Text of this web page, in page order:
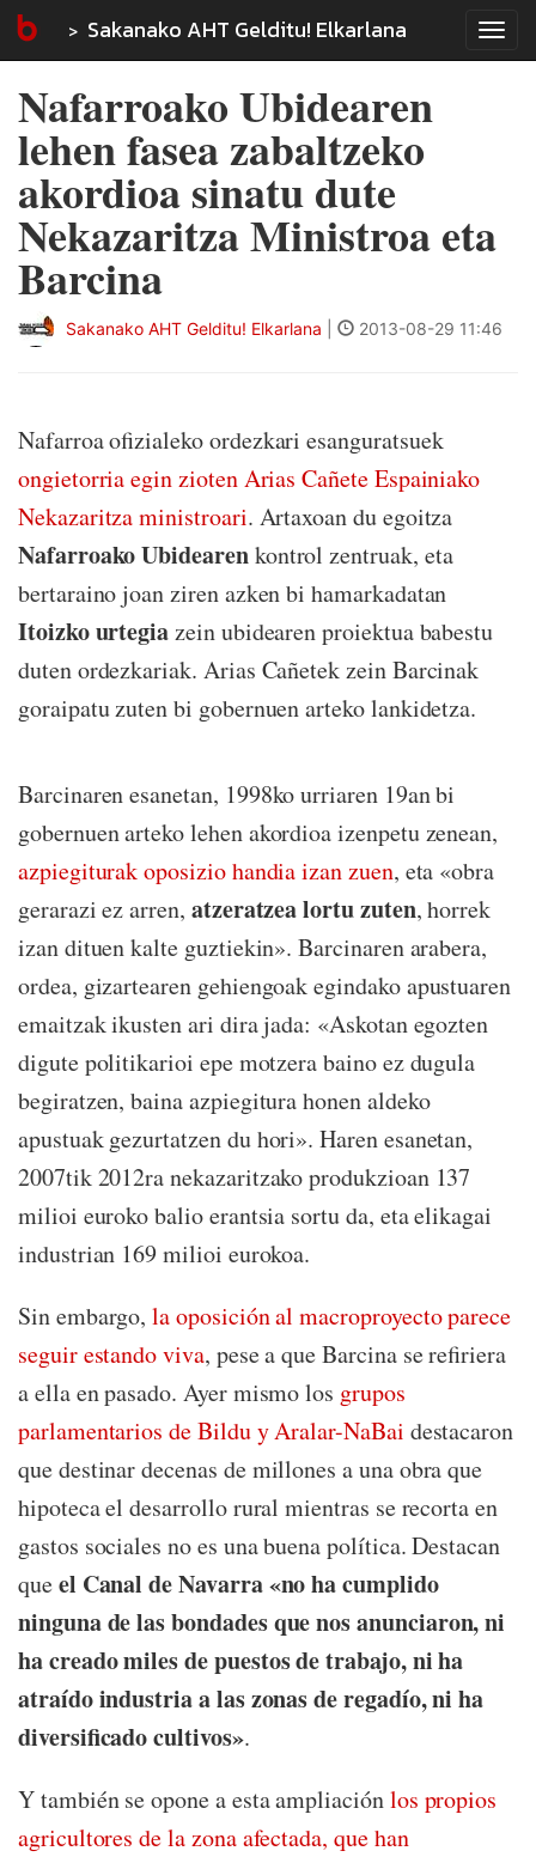
Sakanako AHT Gelditu! Elkarlana
Nafarroako Ubidearen
lehen fasea zabaltzeko
akordioa sinatu dute
Nekazaritza Ministroa eta
Barcina
Sakanako AHT Gelditu! Elkarlana 2013-08-29 11:46
Nafarroa ofizialeko ordezkari esanguratsuek
ongietorria egin zioten Arias Cañete Espainiako
Nekazaritza ministroari. Artaxoan du egoitza
Nafarroako Ubidearenkontrol zentruak, eta
bertaraino joan ziren azken bi hamarkadatan
Itoizko urtegiazein ubidearen proiektua babestu
duten ordezkariak. Arias Cañetek zein Barcinak
goraipatu zuten bi gobernuen arteko lankidetza.
Barcinaren esanetan, 1998ko urriaren 19an bi
gobernuen arteko lehen akordioa izenpetu zenean,
azpiegiturak oposizio handia izan zuen, eta «obra
gerarazi ez arren, atzeratzea lortu zuten, horrek
izan dituen kalte guztiekin». Barcinaren arabera,
ordea, gizartearen gehiengoak egindako apustuaren
emaitzak ikusten ari dira jada: «Askotan egozten
digute politikarioi epe motzera baino ez dugula
begiratzen, baina azpiegitura honen aldeko
apustuak gezurtatzen du hori». Haren esanetan,
2007tik 2012ra nekazaritzako produkzioan 137
milioi euroko balio erantsia sortu da, eta elikagai
industrian 169 milioi eurokoa.
Sin embargo,la oposición al macroproyecto parece
seguir estando viva, pese a que Barcina se refiriera
a ella en pasado. Ayer mismo los grupos
parlamentarios de Bildu y Aralar-NaBai destacaron
que destinar decenas de millones a una obra que
hipoteca el desarrollo rural mientras se recorta en
gastos sociales no es una buena política. Destacan
queel Canal de Navarra «no ha cumplido
ninguna de las bondades que nos anunciaron, ni
ha creado miles de puestos de trabajo, ni ha
atraído industria a las zonas de regadío, ni ha
diversificado cultivos».
Y también se opone a esta ampliaciónlos propios
agricultores de la zona afectada, que han